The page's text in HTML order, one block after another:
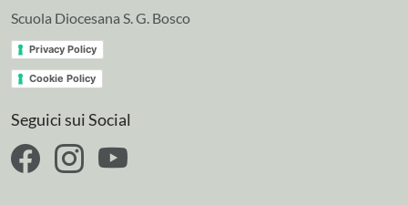
Scuola Diocesana S. G. Bosco
Privacy Policy
Cookie Policy
Seguici sui Social